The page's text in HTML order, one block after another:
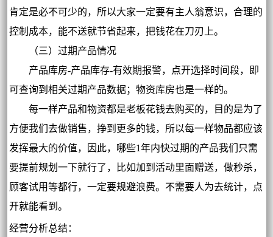
肯定是必不可少的，所以大家一定要有主人翁意识，合理的
控制成本，能不送就节省起来，把钱花在刀刃上。
（三）过期产品情况
产品库房-产品库存-有效期报警，点开选择时间段，即
可查询到相关过期产品数据；物资库房也是一样的。
每一样产品和物资都是老板花钱去购买的，目的是为了
方便我们去做销售，挣到更多的钱，所以每一样物品都应该
发挥最大的价值，因此，哪些1年内快过期的产品我们只需
要提前规划一下就行了，比如加到活动里面赠送，做秒杀，
顾客试用等都行，一定要规避浪费。不需要人为去统计，点
开就能看到。
经营分析总结：